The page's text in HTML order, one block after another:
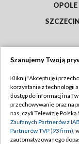
OPOLE
SZCZECIN
Abonament TVP
Emisja w TVP
Centrum
Szanujemy Twoją
Kliknij "Akceptuję i
korzystanie z technologii
dostęp do informacji na
przechowywanie oraz na
nas, czyli Telewizję Polską
Zaufanych Partnerów z
Partnerów TVP (93 firm),
zautomatyzowanego